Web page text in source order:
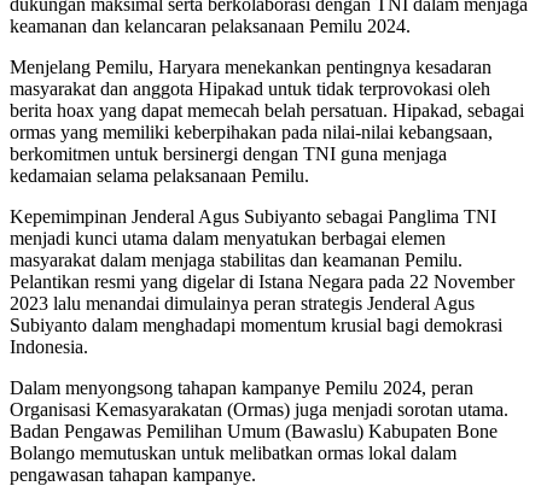
keamanan dan kelancaran pelaksanaan Pemilu 2024.
Menjelang Pemilu, Haryara menekankan pentingnya kesadaran
masyarakat dan anggota Hipakad untuk tidak terprovokasi oleh
berita hoax yang dapat memecah belah persatuan. Hipakad, sebagai
ormas yang memiliki keberpihakan pada nilai-nilai kebangsaan,
berkomitmen untuk bersinergi dengan TNI guna menjaga
kedamaian selama pelaksanaan Pemilu.
Kepemimpinan Jenderal Agus Subiyanto sebagai Panglima TNI
menjadi kunci utama dalam menyatukan berbagai elemen
masyarakat dalam menjaga stabilitas dan keamanan Pemilu.
Pelantikan resmi yang digelar di Istana Negara pada 22 November
2023 lalu menandai dimulainya peran strategis Jenderal Agus
Subiyanto dalam menghadapi momentum krusial bagi demokrasi
Indonesia.
Dalam menyongsong tahapan kampanye Pemilu 2024, peran
Organisasi Kemasyarakatan (Ormas) juga menjadi sorotan utama.
Badan Pengawas Pemilihan Umum (Bawaslu) Kabupaten Bone
Bolango memutuskan untuk melibatkan ormas lokal dalam
pengawasan tahapan kampanye.